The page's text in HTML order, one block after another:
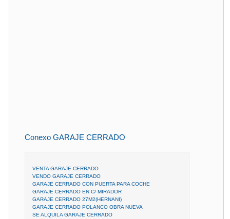
Conexo GARAJE CERRADO
VENTA GARAJE CERRADO
VENDO GARAJE CERRADO
GARAJE CERRADO CON PUERTA PARA COCHE
GARAJE CERRADO EN C/ MIRADOR
GARAJE CERRADO 27M2(HERNANI)
GARAJE CERRADO POLANCO OBRA NUEVA
SE ALQUILA GARAJE CERRADO